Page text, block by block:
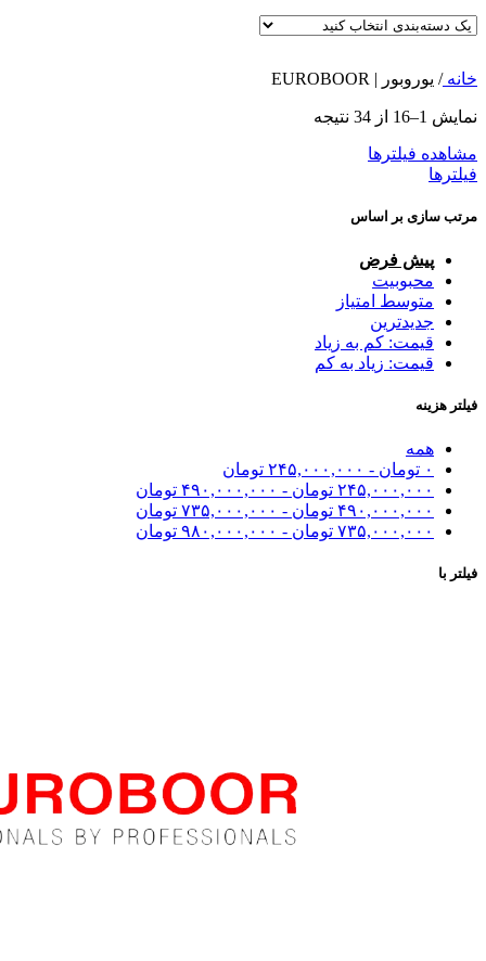
خانه/ یوروبور | EUROBOOR
نمایش 1–16 از 34 نتیجه
مشاهده فیلترها
فیلترها
مرتب سازی بر اساس
پیش فرض
محبوبیت
متوسط امتیاز
جدیدترین
قیمت: کم به زیاد
قیمت: زیاد به کم
فیلتر هزینه
همه
۰ تومان - ۲۴۵,۰۰۰,۰۰۰ تومان
۲۴۵,۰۰۰,۰۰۰ تومان - ۴۹۰,۰۰۰,۰۰۰ تومان
۴۹۰,۰۰۰,۰۰۰ تومان - ۷۳۵,۰۰۰,۰۰۰ تومان
۷۳۵,۰۰۰,۰۰۰ تومان - ۹۸۰,۰۰۰,۰۰۰ تومان
فیلتر با